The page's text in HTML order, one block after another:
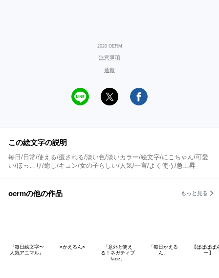
2020 OERM
注意事項
通報
この絵文字の説明
毎日/日常/使える/癒される/淡い色/淡いカラー/絵文字/にこちゃん/可愛
い/ほっこり/癒し/キュン/女の子らしい/人気/一言/よく使う/急上昇
oermの他の作品 もっと見る
『毎日絵文字〜
人気アニマル』
○かえるん○
「意外と使え
る！ネガティブ
face」
「毎日かえる
ん」
【ぱぱぱぱ
ー】